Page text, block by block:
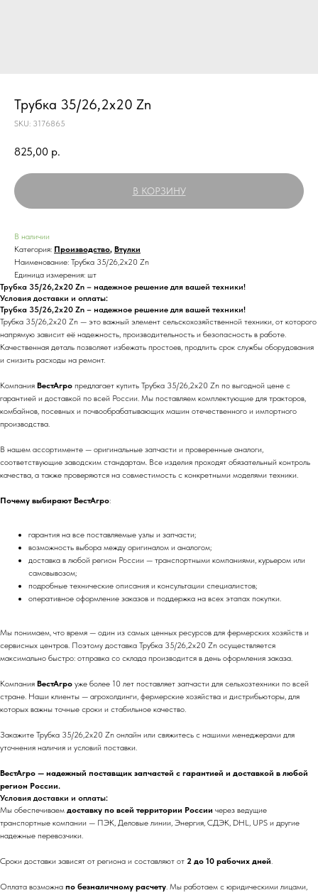
Трубка 35/26,2x20 Zn
SKU: 3176865
825,00 р.
В КОРЗИНУ
В наличии
Категория: Производство, Втулки
Наименование: Трубка 35/26,2x20 Zn
Единица измерения: шт
Трубка 35/26,2x20 Zn – надежное решение для вашей техники!
Условия доставки и оплаты:
Трубка 35/26,2x20 Zn – надежное решение для вашей техники!
Трубка 35/26,2x20 Zn — это важный элемент сельскохозяйственной техники, от которого
напрямую зависит её надежность, производительность и безопасность в работе.
Качественная деталь позволяет избежать простоев, продлить срок службы оборудования
и снизить расходы на ремонт.
Компания ВестАгро предлагает купить Трубка 35/26,2x20 Zn по выгодной цене с
гарантией и доставкой по всей России. Мы поставляем комплектующие для тракторов,
комбайнов, посевных и почвообрабатывающих машин отечественного и импортного
производства.
В нашем ассортименте — оригинальные запчасти и проверенные аналоги,
соответствующие заводским стандартам. Все изделия проходят обязательный контроль
качества, а также проверяются на совместимость с конкретными моделями техники.
Почему выбирают ВестАгро:
гарантия на все поставляемые узлы и запчасти;
возможность выбора между оригиналом и аналогом;
доставка в любой регион России — транспортными компаниями, курьером или
самовывозом;
подробные технические описания и консультации специалистов;
оперативное оформление заказов и поддержка на всех этапах покупки.
Мы понимаем, что время — один из самых ценных ресурсов для фермерских хозяйств и
сервисных центров. Поэтому доставка Трубка 35/26,2x20 Zn осуществляется
максимально быстро: отправка со склада производится в день оформления заказа.
Компания ВестАгро уже более 10 лет поставляет запчасти для сельхозтехники по всей
стране. Наши клиенты — агрохолдинги, фермерские хозяйства и дистрибьюторы, для
которых важны точные сроки и стабильное качество.
Закажите Трубка 35/26,2x20 Zn онлайн или свяжитесь с нашими менеджерами для
уточнения наличия и условий поставки.
ВестАгро — надежный поставщик запчастей с гарантией и доставкой в любой
регион России.
Условия доставки и оплаты:
Мы обеспечиваем доставку по всей территории России через ведущие
транспортные компании — ПЭК, Деловые линии, Энергия, СДЭК, DHL, UPS и другие
надежные перевозчики.
Сроки доставки зависят от региона и составляют от 2 до 10 рабочих дней.
Оплата возможна по безналичному расчету. Мы работаем с юридическими лицами,